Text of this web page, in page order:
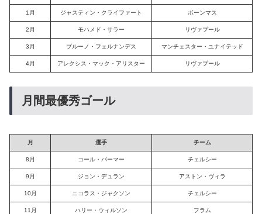
1月 ジャスティン・クライファート ボーンマス
2月 モハメド・サラー リヴァプール
3月 ブルーノ・フェルナンデス マンチェスター・ユナイテッド
4月 アレクシス・マック・アリスター リヴァプール
月間最優秀ゴール
月 選手 チーム
8月 コール・パーマー チェルシー
9月 ジョン・デュラン アストン・ヴィラ
10月 ニコラス・ジャクソン チェルシー
11月 ハリー・ウィルソン フラム